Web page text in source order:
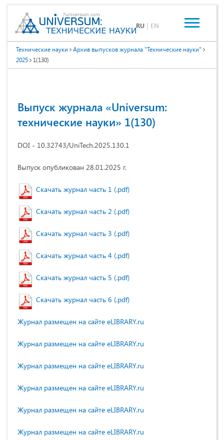
RU | EN
Технические науки
Архив выпусков журнала "Технические науки"
2025
1(130)
Выпуск журнала «Universum:
технические науки» 1(130)
DOI - 10.32743/UniTech.2025.130.1
Выпуск опубликован 28.01.2025 г.
Скачать журнал часть 1 (.pdf)
Скачать журнал часть 2 (.pdf)
Скачать журнал часть 3 (.pdf)
Скачать журнал часть 4 (.pdf)
Скачать журнал часть 5 (.pdf)
Скачать журнал часть 6 (.pdf)
Журнал размещен на сайте eLIBRARY.ru
Журнал размещен на сайте eLIBRARY.ru
Журнал размещен на сайте eLIBRARY.ru
Журнал размещен на сайте eLIBRARY.ru
Журнал размещен на сайте eLIBRARY.ru
Журнал размещен на сайте eLIBRARY.ru